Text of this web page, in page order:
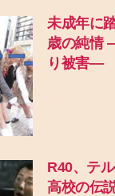
未成年に
歳の純情
り被害―
R40、テ
高校の伝